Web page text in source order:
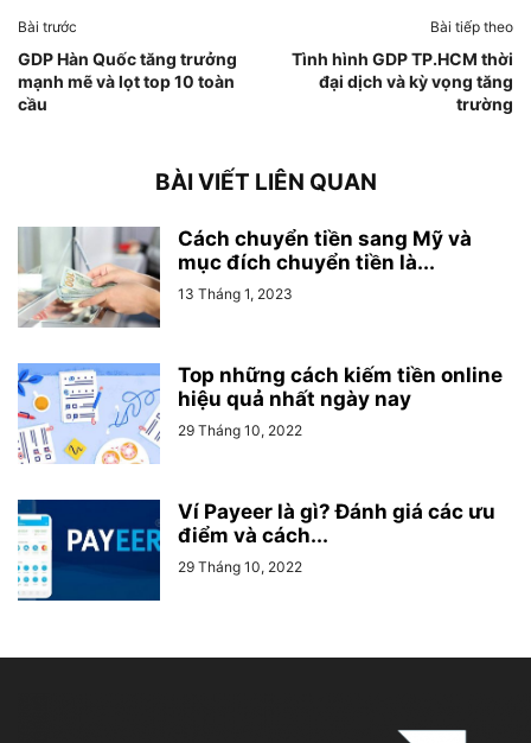
Bài trước
GDP Hàn Quốc tăng trưởng
mạnh mẽ và lọt top 10 toàn
cầu
Bài tiếp theo
Tình hình GDP TP.HCM thời
đại dịch và kỳ vọng tăng
trường
BÀI VIẾT LIÊN QUAN
Cách chuyển tiền sang Mỹ và
mục đích chuyển tiền là...
13 Tháng 1, 2023
Top những cách kiếm tiền online
hiệu quả nhất ngày nay
29 Tháng 10, 2022
Ví Payeer là gì? Đánh giá các ưu
điểm và cách...
29 Tháng 10, 2022